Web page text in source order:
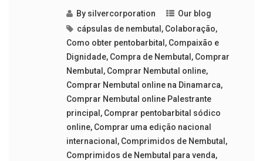
By silvercorporation
Our blog
cápsulas de nembutal , Colaboração,
Como obter pentobarbital , Compaixão e
Dignidade, Compra de Nembutal , Comprar
Nembutal , Comprar Nembutal online,
Comprar Nembutal online na Dinamarca,
Comprar Nembutal online Palestrante
principal , Comprar pentobarbital sódico
online, Comprar uma edição nacional
internacional , Comprimidos de Nembutal ,
Comprimidos de Nembutal para venda,